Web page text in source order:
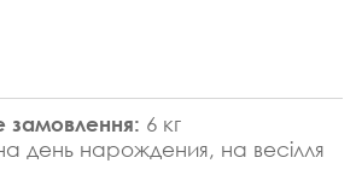
замовлення: 6 кг
день нарождения, на весілля